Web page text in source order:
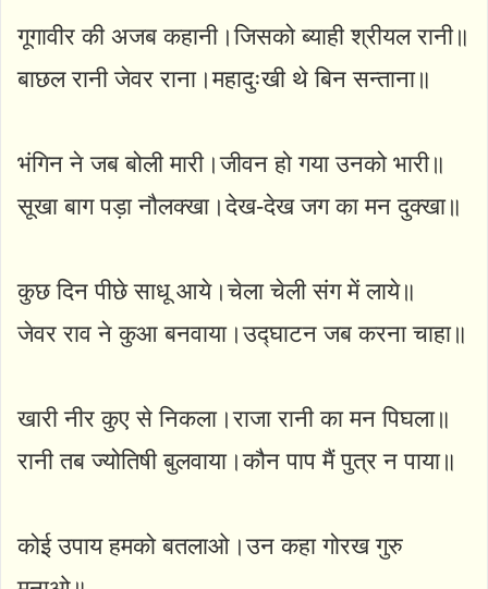
गूगावीर की अजब कहानी।जिसको ब्याही श्रीयल रानी॥
बाछल रानी जेवर राना।महादुःखी थे बिन सन्ताना॥
भंगिन ने जब बोली मारी।जीवन हो गया उनको भारी॥
सूखा बाग पड़ा नौलक्खा।देख-देख जग का मन दुक्खा॥
कुछ दिन पीछे साधू आये।चेला चेली संग में लाये॥
जेवर राव ने कुआ बनवाया।उद्घाटन जब करना चाहा॥
खारी नीर कुए से निकला।राजा रानी का मन पिघला॥
रानी तब ज्योतिषी बुलवाया।कौन पाप मैं पुत्र न पाया॥
कोई उपाय हमको बतलाओ।उन कहा गोरख गुरु